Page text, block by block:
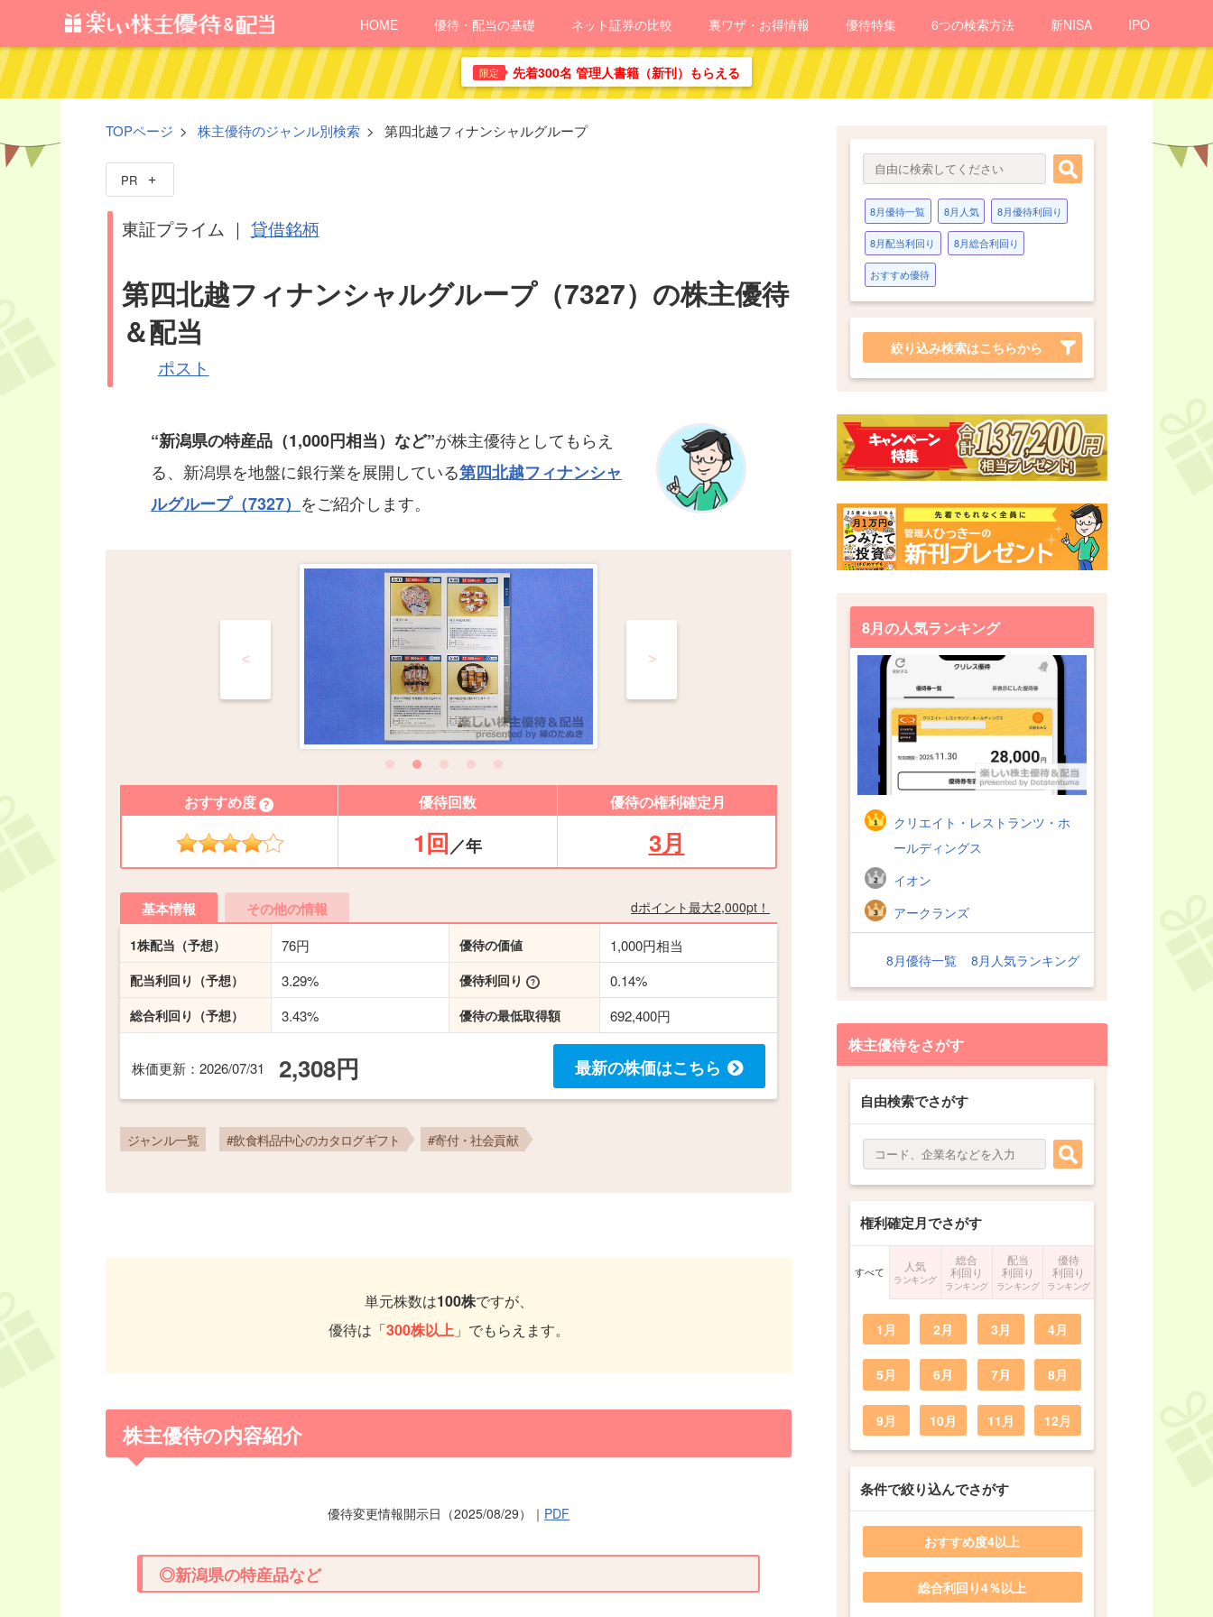
HOME 優待・配当の基礎 ネット証券の比較 裏ワザ・お得情報 優待特集 6つの検索方法 新NISA IPO
限定 先着300名 管理人書籍（新刊）もらえる
TOPページ 株主優待のジャンル別検索 第四北越フィナンシャルグループ
PR
東証プライム ｜ 貸借銘柄
第四北越フィナンシャルグループ（7327）の株主優待
＆配当
ポスト
“新潟県の特産品（1,000円相当）など”が株主優待としてもらえ
る、新潟県を地盤に銀行業を展開している第四北越フィナンシャ
ルグループ（7327） をご紹介します。
< >
おすすめ度 優待回数 優待の権利確定月
1回／年 3月
基本情報 その他の情報 dポイント最大2,000pt！
1株配当 （予想） 76円 優待の価値 1,000円相当
配当利回り （予想） 3.29% 優待利回り 0.14%
総合利回り （予想） 3.43% 優待の最低取得額 692,400円
2,308円
株価更新：2026/07/31 最新の株価はこちら
ジャンル一覧 #飲食料品中心のカタログギフト #寄付・社会貢献
単元株数は100株ですが、
優待は「300株以上」でもらえます。
株主優待の内容紹介
優待変更情報開示日（2025/08/29）｜ PDF
◎新潟県の特産品など
8月優待一覧 8月人気 8月優待利回り
8月配当利回り 8月総合利回り
おすすめ優待
絞り込み検索はこちらから
8月の人気ランキング
クリエイト・レストランツ・ホ
ールディングス
イオン
アークランズ
8月優待一覧 8月人気ランキング
株主優待をさがす
自由検索でさがす
権利確定月でさがす
すべて 人気
ランキング
総合
利回り
ランキング
配当
利回り
ランキング
優待
利回り
ランキング
1月 2月 3月 4月
5月 6月 7月 8月
9月 10月 11月 12月
条件で絞り込んでさがす
おすすめ度4以上
総合利回り4％以上